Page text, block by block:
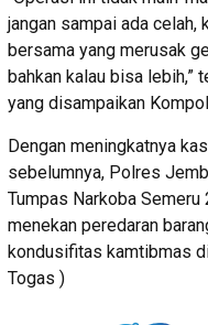
jangan sampai ada celah,
bersama yang merusak
bahkan kalau bisa lebih,”
yang disampaikan
Dengan meningkatnya
sebelumnya, Polres
Tumpas Narkoba
menekan peredaran
kondusifitas kamtibmas
Togas )